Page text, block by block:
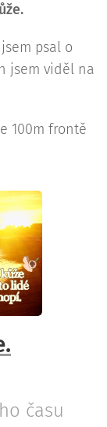
psal o
jsem viděl na
100m frontě
času